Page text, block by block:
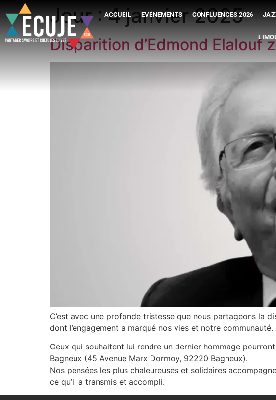
ACCUEIL EVÉNEMENTS CONFLUENCES 2026
Jour :4 janvier 2025
Disparition d’Edmond Elalouf
C’est avec une profonde tristesse que nous partageons la
dont l’engagement a marqué nos vies et notre communauté.
Ceux qui souhaitent lui rendre un dernier hommage
Bagneux (45 Avenue Marx Dormoy, 92220 Bagneux).
Nos pensées les plus chaleureuses et solidaires
ce qu’il a transmis et accompli.